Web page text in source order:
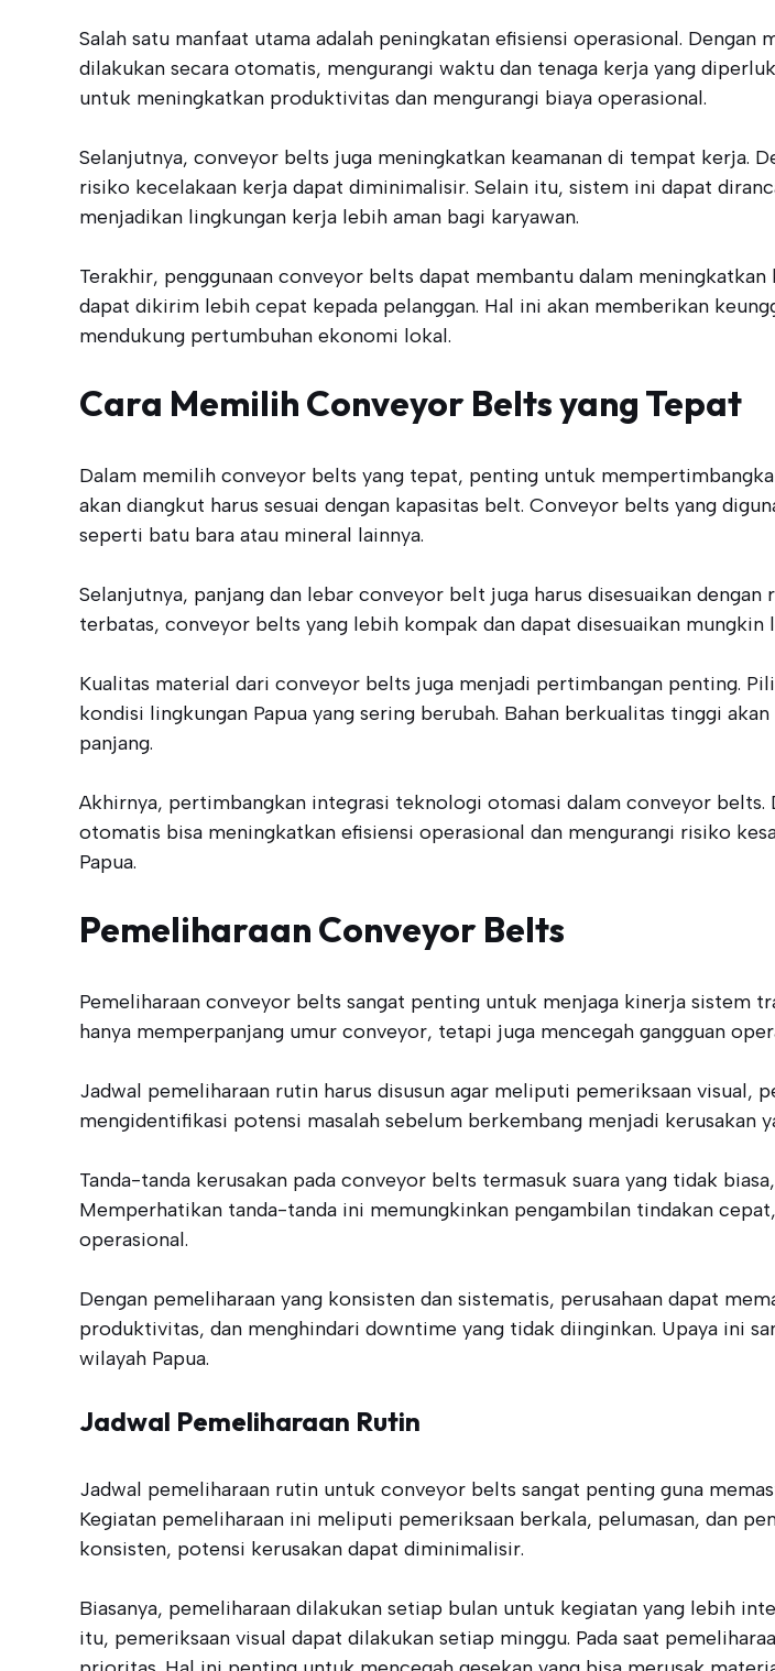
Salah satu manfaat utama adalah peningkatan efisiensi operasional.
dilakukan secara otomatis, mengurangi waktu dan tenaga kerja yang
untuk meningkatkan produktivitas dan mengurangi biaya operasional.
Selanjutnya, conveyor belts juga meningkatkan keamanan di tempat kerja.
risiko kecelakaan kerja dapat diminimalisir. Selain itu, sistem ini dapat
menjadikan lingkungan kerja lebih aman bagi karyawan.
Terakhir, penggunaan conveyor belts dapat membantu dalam
dapat dikirim lebih cepat kepada pelanggan. Hal ini akan memberikan
mendukung pertumbuhan ekonomi lokal.
Cara Memilih Conveyor Belts yang Tepat
Dalam memilih conveyor belts yang tepat, penting untuk
akan diangkut harus sesuai dengan kapasitas belt. Conveyor belts yang
seperti batu bara atau mineral lainnya.
Selanjutnya, panjang dan lebar conveyor belt juga harus disesuaikan
terbatas, conveyor belts yang lebih kompak dan dapat disesuaikan
Kualitas material dari conveyor belts juga menjadi pertimbangan penting.
kondisi lingkungan Papua yang sering berubah. Bahan berkualitas tinggi
panjang.
Akhirnya, pertimbangkan integrasi teknologi otomasi dalam conveyor
otomatis bisa meningkatkan efisiensi operasional dan mengurangi risiko
Papua.
Pemeliharaan Conveyor Belts
Pemeliharaan conveyor belts sangat penting untuk menjaga kinerja sistem
hanya memperpanjang umur conveyor, tetapi juga mencegah gangguan
Jadwal pemeliharaan rutin harus disusun agar meliputi pemeriksaan visual,
mengidentifikasi potensi masalah sebelum berkembang menjadi kerusakan
Tanda-tanda kerusakan pada conveyor belts termasuk suara yang tidak
Memperhatikan tanda-tanda ini memungkinkan pengambilan tindakan
operasional.
Dengan pemeliharaan yang konsisten dan sistematis, perusahaan dapat
produktivitas, dan menghindari downtime yang tidak diinginkan. Upaya ini
wilayah Papua.
Jadwal Pemeliharaan Rutin
Jadwal pemeliharaan rutin untuk conveyor belts sangat penting guna
Kegiatan pemeliharaan ini meliputi pemeriksaan berkala, pelumasan, dan
konsisten, potensi kerusakan dapat diminimalisir.
Biasanya, pemeliharaan dilakukan setiap bulan untuk kegiatan yang lebih
itu, pemeriksaan visual dapat dilakukan setiap minggu. Pada saat